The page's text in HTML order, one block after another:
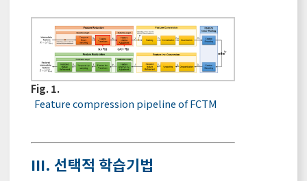
Fig. 1.
Feature compression pipeline of FCTM
III. 선택적 학습기법